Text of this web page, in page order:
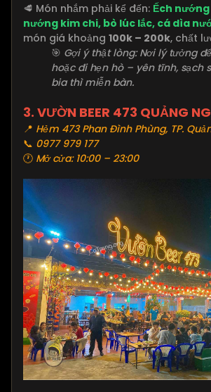
🥩 Món nhắm phải kể đến: Ếch
nướng kim chi, bò lúc lắc, cá dìa
món giá khoảng 100k – 200k, chất
🎯 Gợi ý thật lòng: Nơi lý tưởng
hoặc đi hẹn hò – yên tĩnh, sạch
bia thì miễn bàn.
3. VƯỜN BEER 473 QUẢNG
📍 Hẻm 473 Phan Đình Phùng, TP.
📞 0977 979 177
🕐 Mở cửa: 10:00 – 23:00